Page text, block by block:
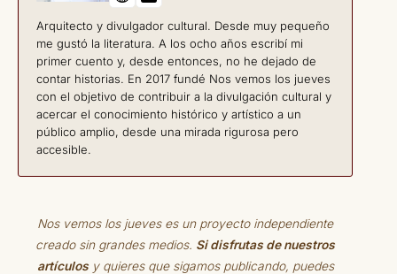
Arquitecto y divulgador cultural. Desde muy pequeño
me gustó la literatura. A los ocho años escribí mi
primer cuento y, desde entonces, no he dejado de
contar historias. En 2017 fundé Nos vemos los jueves
con el objetivo de contribuir a la divulgación cultural y
acercar el conocimiento histórico y artístico a un
público amplio, desde una mirada rigurosa pero
accesible.
Nos vemos los jueves es un proyecto independiente
creado sin grandes medios. Si disfrutas de nuestros
artículosy quieres que sigamos publicando, puedes